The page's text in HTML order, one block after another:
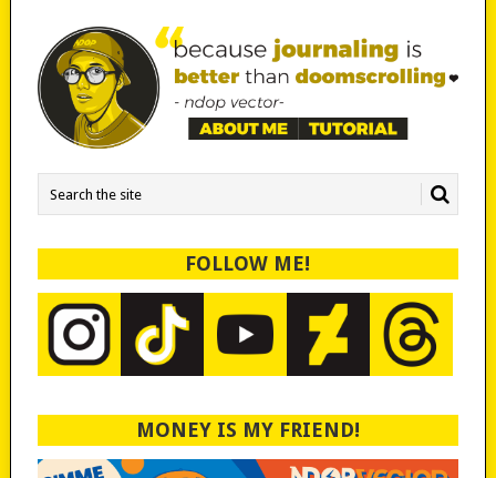
FOLLOW ME!
MONEY IS MY FRIEND!